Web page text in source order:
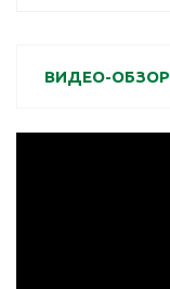
ВИДЕО-ОБЗОР